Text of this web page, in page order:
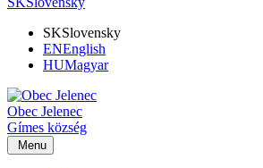
SKSlovensky
ENEnglish
HUMagyar
Obec Jelenec
Gímes község
Menu